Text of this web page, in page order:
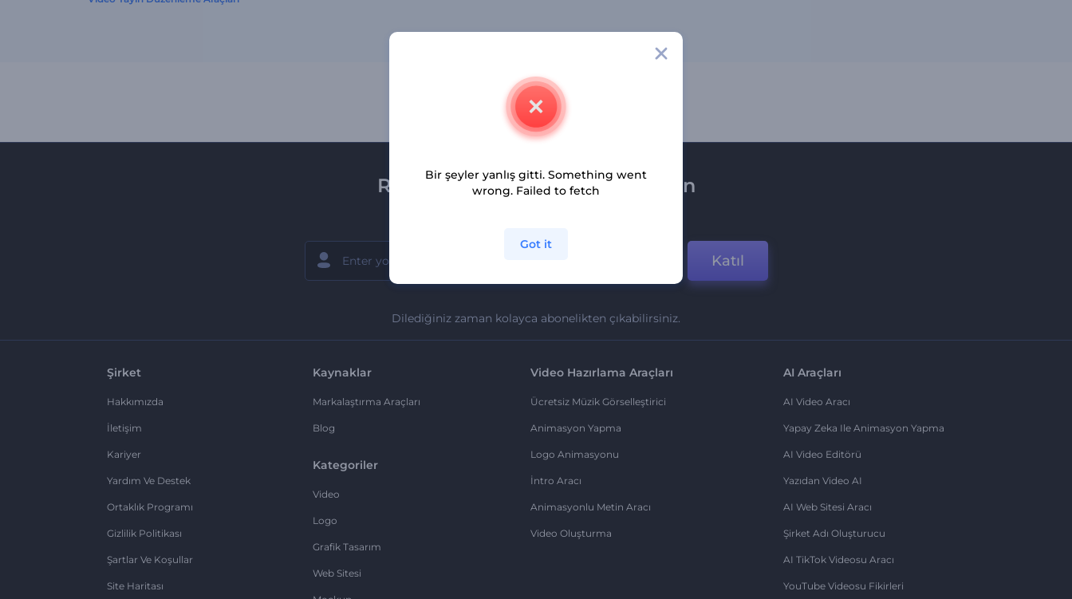
Renderforest bültenine üye olun
Katıl
Dilediğiniz zaman kolayca abonelikten çıkabilirsiniz.
Şirket
Hakkımızda
İletişim
Kariyer
Yardım Ve Destek
Ortaklık Programı
Gizlilik Politikası
Şartlar Ve Koşullar
Site Haritası
Kaynaklar
Markalaştırma Araçları
Blog
Kategoriler
Video
Logo
Grafik Tasarım
Web Sitesi
Video Hazırlama Araçları
Ücretsiz Müzik Görselleştirici
Animasyon Yapma
Logo Animasyonu
İntro Aracı
Animasyonlu Metin Aracı
Video Oluşturma
AI Araçları
AI Video Aracı
Yapay Zeka Ile Animasyon Yapma
AI Video Editörü
Yazıdan Video AI
AI Web Sitesi Aracı
Şirket Adı Oluşturucu
AI TikTok Videosu Aracı
YouTube Videosu Fikirleri
Bir şeyler yanlış gitti. Something went
wrong. Failed to fetch
Got it